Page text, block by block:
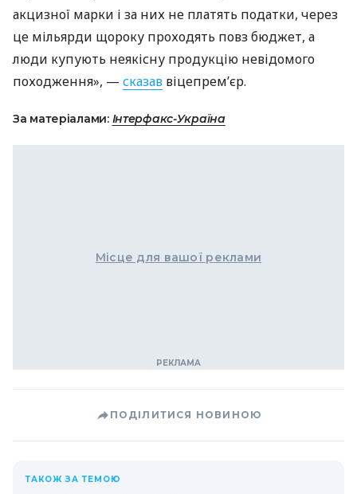
акцизної марки і за них не платять податки, через
це мільярди щороку проходять повз бюджет, а
люди купують неякісну продукцію невідомого
походження», — сказав віцепрем’єр.
За матеріалами: Інтерфакс-Україна
Місце для вашої реклами
ПОДІЛИТИСЯ НОВИНОЮ
ТАКОЖ ЗА ТЕМОЮ